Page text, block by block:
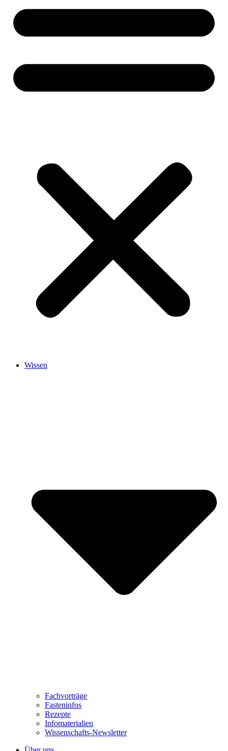
Wissen
Fachvorträge
Fasteninfos
Rezepte
Infomaterialien
Wissenschafts-Newsletter